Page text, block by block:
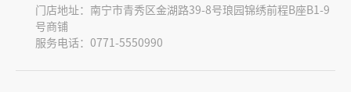
门店地址：南宁市青秀区金湖路39-8号琅园锦绣前程B座B1-9
号商铺
服务电话：0771-5550990